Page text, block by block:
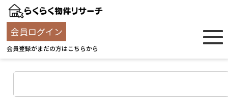
会員ログイン
会員登録がまだの方はこちらから
ユーザー名